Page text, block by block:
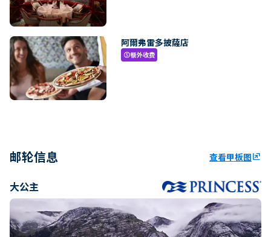
阿爾弗雷多披薩店
paid额外收费
邮轮信息 查看甲板图ungroup
大公主